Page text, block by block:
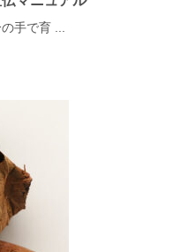
手で育 ...